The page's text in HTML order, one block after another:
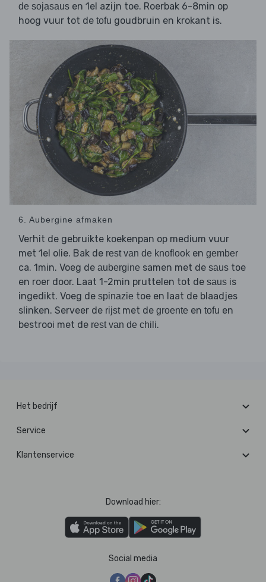
de sojasaus en 1el azijn toe. Roerbak 6-8min op
hoog vuur tot de tofu goudbruin en krokant is.
6. Aubergine afmaken
Verhit de gebruikte koekenpan op medium vuur
met 1el olie. Bak de rest van de knoflook en gember
ca. 1min. Voeg de aubergine samen met de saus toe
en roer door. Laat 1-2min pruttelen tot de saus is
ingedikt. Voeg de spinazie toe en laat de blaadjes
slinken. Serveer de rijstmet de groente en tofu en
bestrooi met de rest van de chili.
Het bedrijf
Service
Klantenservice
Download hier:
Social media